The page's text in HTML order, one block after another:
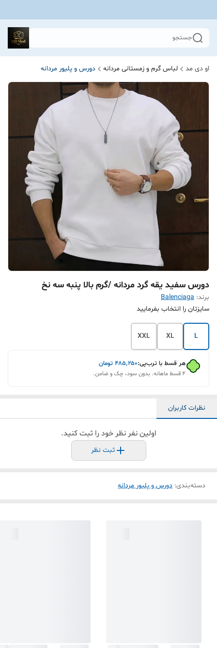
جستجو
او دی مد لباس گرم و زمستانی مردانه دورس و پلیور مردانه
دورس سفید یقه گرد مردانه /گرم بالا پنبه سه نخ
برند: Balenciaga
سایزتان را انتخاب بفرمایید
L
XL
XXL
هر قسط با ترب‌پی:۴۸۵٬۲۵۰ تومان
۴ قسط ماهانه. بدون سود، چک و ضامن.
نظرات کاربران
اولین نفر نظر خود را ثبت کنید.
ثبت نظر
دسته‌بندی: دورس و پلیور مردانه